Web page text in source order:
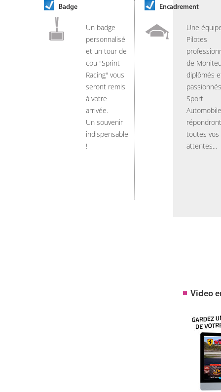
Badge
Un badge
personnalisé
et un tour de
cou "Sprint
Racing" vous
seront remis
à votre
arrivée.
Un souvenir
indispensable
!
Encadrement
Une
Pilotes
de
diplômés
Sport
Automobile
toutes vos
attentes...
Video